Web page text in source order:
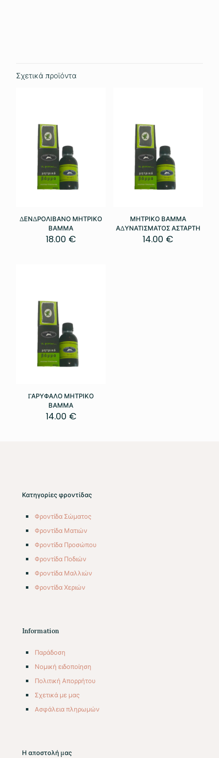
Σχετικά προϊόντα
ΔΕΝΔΡΟΛΙΒΑΝΟ ΜΗΤΡΙΚΟ
ΒΑΜΜΑ
18.00 €
ΜΗΤΡΙΚΟ ΒΑΜΜΑ
ΑΔΥΝΑΤΙΣΜΑΤΟΣ ΑΣΤΑΡΤΗ
14.00 €
ΓΑΡΥΦΑΛΟ ΜΗΤΡΙΚΟ
ΒΑΜΜΑ
14.00 €
Κατηγορίες φροντίδας
Φροντίδα Σώματος
Φροντίδα Ματιών
Φροντίδα Προσώπου
Φροντίδα Ποδιών
Φροντίδα Μαλλιών
Φροντίδα Χεριών
Information
Παράδοση
Νομική ειδοποίηση
Πολιτική Απορρήτου
Σχετικά με μας
Aσφάλεια πληρωμών
Η αποστολή μας